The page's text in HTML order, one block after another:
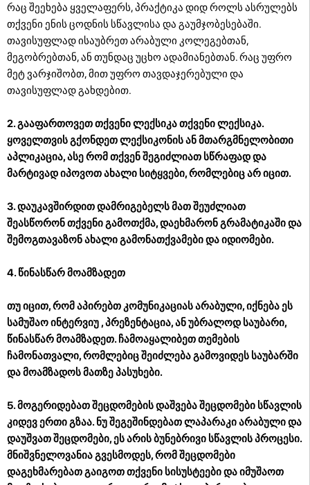
რაც შეეხება ყველაფერს, პრაქტიკა დიდ როლს ასრულებს
თქვენი ენის ცოდნის სწავლისა და გაუმჯობესებაში.
თავისუფლად ისაუბრეთ არაბული კოლეგებთან,
მეგობრებთან, ან თუნდაც უცხო ადამიანებთან. რაც უფრო
მეტ ვარჯიშობთ, მით უფრო თავდაჯერებული და
თავისუფლად გახდებით.
2. გააფართოვეთ თქვენი ლექსიკა თქვენი ლექსიკა.
ყოველთვის გქონდეთ ლექსიკონის ან მთარგმნელობითი
აპლიკაცია, ასე რომ თქვენ შეგიძლიათ სწრაფად და
მარტივად იპოვოთ ახალი სიტყვები, რომლებიც არ იცით. ​​
3. დაუკავშირდით დამრიგებელს მათ შეუძლიათ
შეასწორონ თქვენი გამოთქმა, დაეხმარონ გრამატიკაში და
შემოგთავაზონ ახალი გამონათქვამები და იდიომები.
4. წინასწარ მოამზადეთ
თუ იცით, რომ აპირებთ კომუნიკაციას არაბული, იქნება ეს
სამუშაო ინტერვიუ , პრეზენტაცია, ან უბრალოდ საუბარი,
წინასწარ მოამზადეთ. ჩამოაყალიბეთ თემების
ჩამონათვალი, რომლებიც შეიძლება გამოვიდეს საუბარში
და მოამზადოს მათზე პასუხები.
5. მოგერიდებათ შეცდომების დაშვებაშეცდომები სწავლის
კიდევ ერთი გზაა. ნუ შეგეშინდებათ ლაპარაკი არაბული და
დაუშვათ შეცდომები, ეს არის ბუნებრივი სწავლის პროცესი.
მნიშვნელოვანია გვესმოდეს, რომ შეცდომები
დაგეხმარებათ გაიგოთ თქვენი სისუსტეები და იმუშაოთ